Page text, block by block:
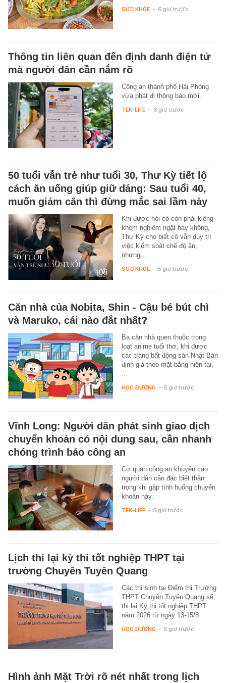
SỨC KHỎE - 6 giờ trước
Thông tin liên quan đến định danh điện tử
mà người dân cần nắm rõ
Công an thành phố Hải Phòng
vừa phát đi thông báo mới.
TEK-LIFE - 6 giờ trước
50 tuổi vẫn trẻ như tuổi 30, Thư Kỳ tiết lộ
cách ăn uống giúp giữ dáng: Sau tuổi 40,
muốn giảm cân thì đừng mắc sai lầm này
Khi được hỏi có còn phải kiêng
khem nghiêm ngặt hay không,
Thư Kỳ cho biết cô vẫn duy trì
việc kiểm soát chế độ ăn,
nhưng…
SỨC KHỎE - 5 giờ trước
Căn nhà của Nobita, Shin - Cậu bé bút chì
và Maruko, cái nào đắt nhất?
Ba căn nhà quen thuộc trong
loạt anime tuổi thơ, khi được
các trang bất động sản Nhật Bản
định giá theo mặt bằng hiện tại,
…
HỌC ĐƯỜNG - 5 giờ trước
Vĩnh Long: Người dân phát sinh giao dịch
chuyển khoản có nội dung sau, cần nhanh
chóng trình báo công an
Cơ quan công an khuyến cáo
người dân cần đặc biệt thận
trọng khi gặp tình huống chuyển
khoản này.
TEK-LIFE - 5 giờ trước
Lịch thi lại kỳ thi tốt nghiệp THPT tại
trường Chuyên Tuyên Quang
Các thí sinh tại Điểm thi Trường
THPT Chuyên Tuyên Quang sẽ
thi lại Kỳ thi tốt nghiệp THPT
năm 2026 từ ngày 13-15/8.
HỌC ĐƯỜNG - 5 giờ trước
Hình ảnh Mặt Trời rõ nét nhất trong lịch